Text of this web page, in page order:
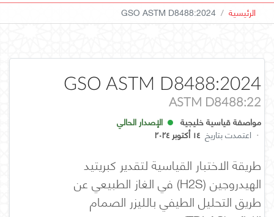
الرئيسية GSO ASTM D8488:2024
GSO ASTM D8488:2024
ASTM D8488:22
مواصفة قياسية خليجية
الإصدار الحالي
· اعتمدت بتاريخ ١٤ أكتوبر ٢٠٢٤
طريقة الاختبار القياسية لتقدير كبريتيد
الهيدروجين (H2S) في الغاز الطبيعي عن
طريق التحليل الطيفي بالليزر الصمام